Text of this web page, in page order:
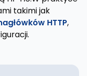
takimi jak
HTTP,